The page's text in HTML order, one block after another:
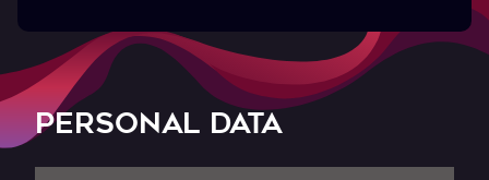
PERSONAL DATA